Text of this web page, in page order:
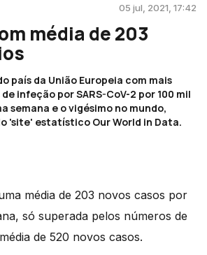
05 jul, 2021, 17:42
média de 203
país da União Europeia com mais
infeção por SARS-CoV-2 por 100 mil
semana e o vigésimo no mundo,
'site' estatístico Our World in Data.
média de 203 novos casos por
só superada pelos números de
de 520 novos casos.